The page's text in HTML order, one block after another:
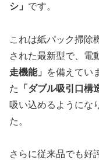
シ」 です。
これは紙パック掃除
された最新型で、電
走機能」
を備えてい
た
「ダブル吸引口構
吸い込めるようにな
た。
さらに従来品でも好